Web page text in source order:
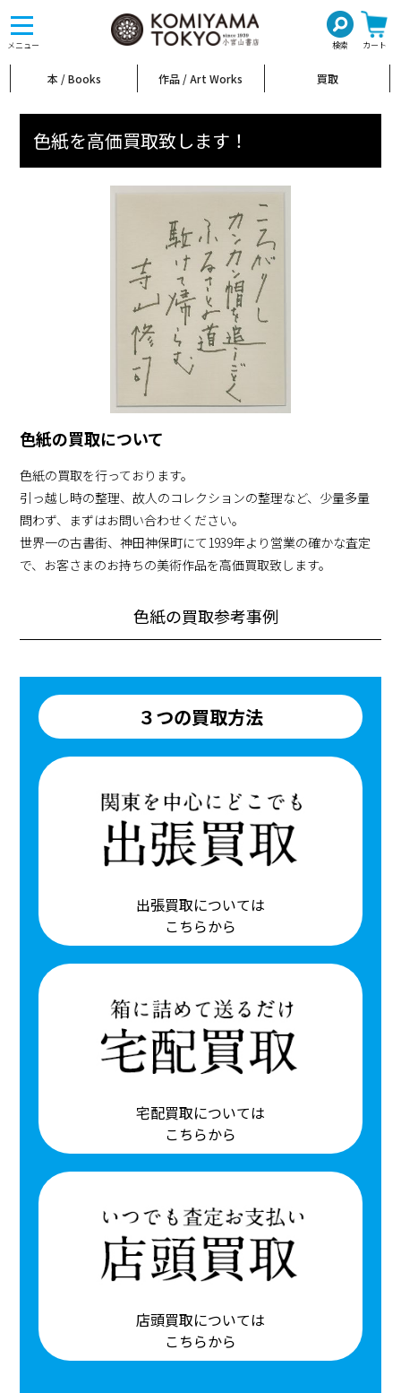
メニュー 検索 カート
toggle
navigation
本 / Books 作品 / Art Works 買取
色紙を高価買取致します！
色紙の買取について
色紙の買取を行っております。
引っ越し時の整理、故人のコレクションの整理など、少量多量
問わず、まずはお問い合わせください。
世界一の古書街、神田神保町にて1939年より営業の確かな査定
で、お客さまのお持ちの美術作品を高価買取致します。
色紙の買取参考事例
３つの買取方法
出張買取については
こちらから
宅配買取については
こちらから
店頭買取については
こちらから